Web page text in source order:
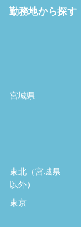
勤務地から探す
宮城県
東北（宮城県
以外）
東京